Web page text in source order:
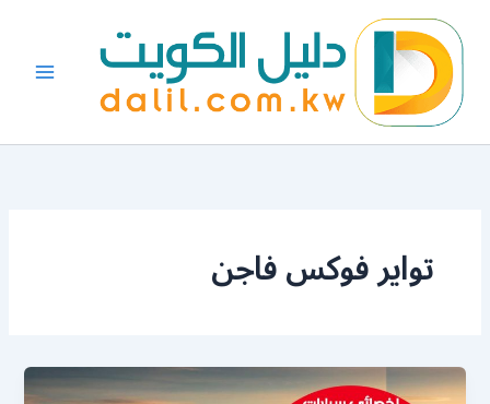
المحتوى
تواير فوكس فاجن